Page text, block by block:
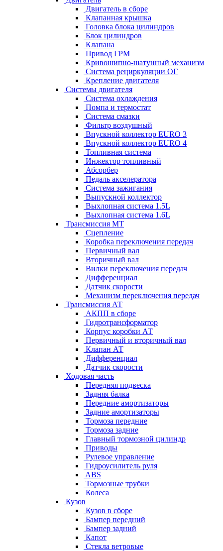
Двигатель в сборе
Клапанная крышка
Головка блока цилиндров
Блок цилиндров
Клапана
Привод ГРМ
Кривошипно-шатунный механизм
Система рециркуляции ОГ
Крепление двигателя
Системы двигателя
Система охлаждения
Помпа и термостат
Система смазки
Фильтр воздушный
Впускной коллектор EURO 3
Впускной коллектор EURO 4
Топливная система
Инжектор топливный
Абсорбер
Педаль акселератора
Система зажигания
Выпускной коллектор
Выхлопная система 1.5L
Выхлопная система 1.6L
Трансмиссия МТ
Сцепление
Коробка переключения передач
Первичный вал
Вторичный вал
Вилки переключения передач
Дифференциал
Датчик скорости
Механизм переключения передач
Трансмиссия АТ
АКПП в сборе
Гидротрансформатор
Корпус коробки АТ
Первичный и вторичный вал
Клапан АТ
Дифференциал
Датчик скорости
Ходовая часть
Передняя подвеска
Задняя балка
Передние амортизаторы
Задние амортизаторы
Тормоза передние
Тормоза задние
Главный тормозной цилиндр
Приводы
Рулевое управление
Гидроусилитель руля
ABS
Тормозные трубки
Колеса
Кузов
Кузов в сборе
Бампер передний
Бампер задний
Капот
Стекла ветровые